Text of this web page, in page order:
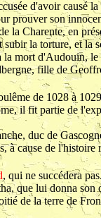
d'avoir causé
prouver son
la Charente, en
la torture, et la
la mort d'Audouin,
fille de
de 1028 à
il fit partie de
duc de
à cause de l'histoire
, qui ne succédera pas.
que lui donna son
de la terre de